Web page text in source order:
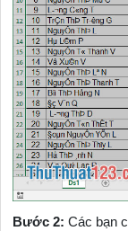
Bước 2: Các bạn